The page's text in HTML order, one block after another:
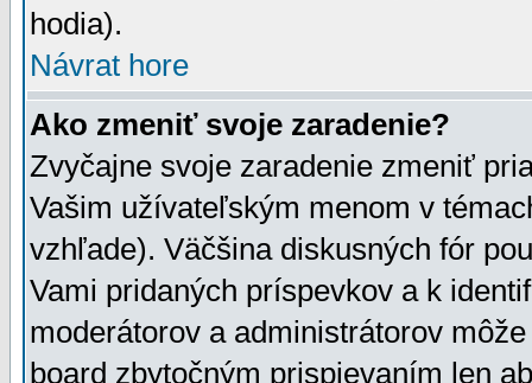
hodia).
Návrat hore
Ako zmeniť svoje zaradenie?
Zvyčajne svoje zaradenie zmeniť
Vašim užívateľským menom v
vzhľade). Väčšina diskusných fór
Vami pridaných príspevkov a k
moderátorov a administrátorov
board zbytočným prispievaním len